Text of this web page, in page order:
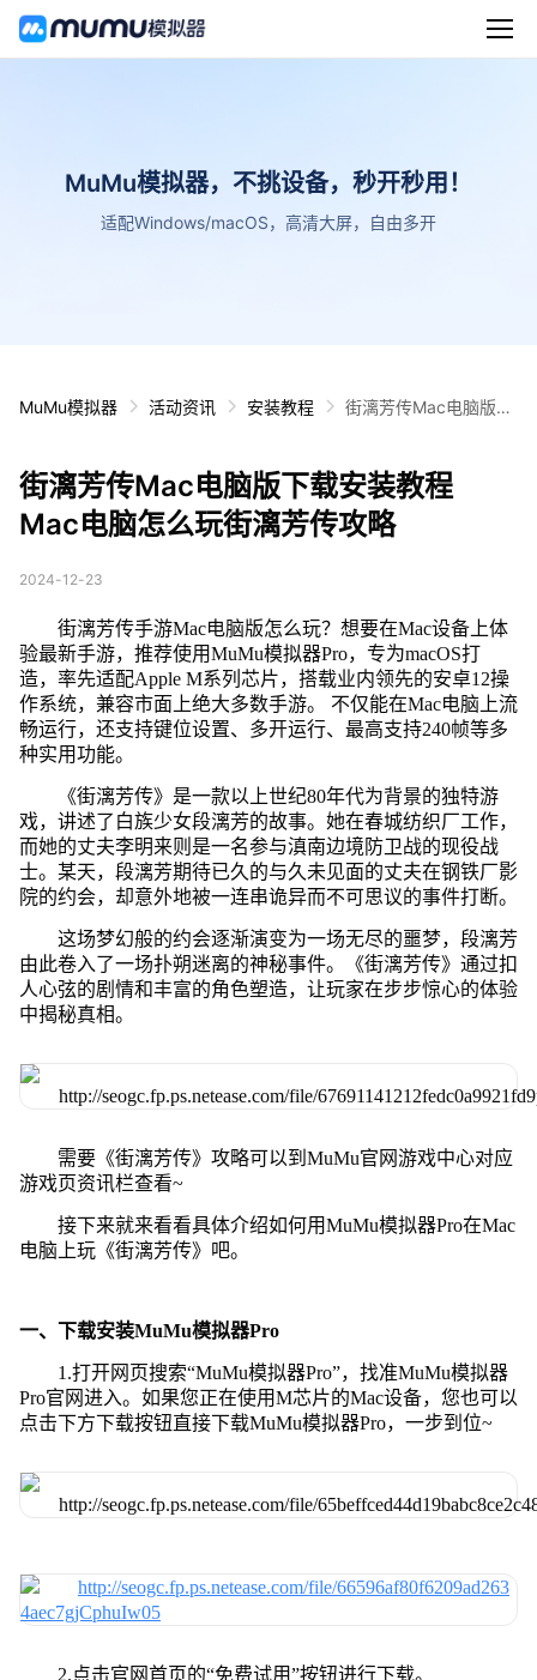
MuMu模拟器，不挑设备，秒开秒用！
适配Windows/macOS，高清大屏，自由多开
MuMu模拟器 活动资讯 安装教程
街漓芳传Mac电脑版下
街漓芳传Mac电脑版下载安装教程
Mac电脑怎么玩街漓芳传攻略
2024-12-23
街漓芳传手游Mac电脑版怎么玩？想要在Mac设备上体
验最新手游，推荐使用MuMu模拟器Pro，专为macOS打
造，率先适配Apple M系列芯片，搭载业内领先的安卓12操
作系统，兼容市面上绝大多数手游。 不仅能在Mac电脑上流
畅运行，还支持键位设置、多开运行、最高支持240帧等多
种实用功能。
《街漓芳传》是一款以上世纪80年代为背景的独特游
戏，讲述了白族少女段漓芳的故事。她在春城纺织厂工作，
而她的丈夫李明来则是一名参与滇南边境防卫战的现役战
士。某天，段漓芳期待已久的与久未见面的丈夫在钢铁厂影
院的约会，却意外地被一连串诡异而不可思议的事件打断。
这场梦幻般的约会逐渐演变为一场无尽的噩梦，段漓芳
由此卷入了一场扑朔迷离的神秘事件。《街漓芳传》通过扣
人心弦的剧情和丰富的角色塑造，让玩家在步步惊心的体验
中揭秘真相。
需要《街漓芳传》攻略可以到MuMu官网游戏中心对应
游戏页资讯栏查看~
接下来就来看看具体介绍如何用MuMu模拟器Pro在Mac
电脑上玩《街漓芳传》吧。
一、下载安装MuMu模拟器Pro
1.打开网页搜索“MuMu模拟器Pro”，找准MuMu模拟器
Pro官网进入。如果您正在使用M芯片的Mac设备，您也可以
点击下方下载按钮直接下载MuMu模拟器Pro，一步到位~
2.点击官网首页的“免费试用”按钮进行下载。